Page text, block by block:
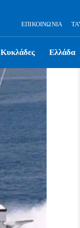
ΕΠΙΚΟΙΝΩΝΊΑ
Κυκλάδες Ελλάδα